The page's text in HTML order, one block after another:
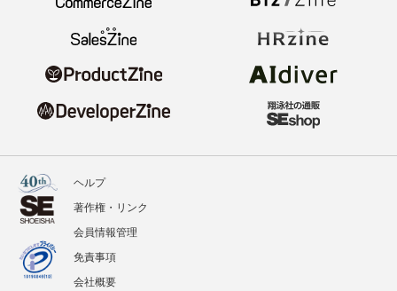
ヘルプ
著作権・リンク
会員情報管理
免責事項
会社概要